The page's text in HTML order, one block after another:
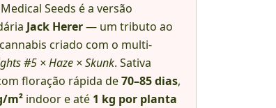
Seeds é a versão
Jack Herer— um tributo ao
criado com o multi-
#5 × Haze × Skunk. Sativa
floração rápida de70–85 dias,
m² indoor e até 1 kg por planta